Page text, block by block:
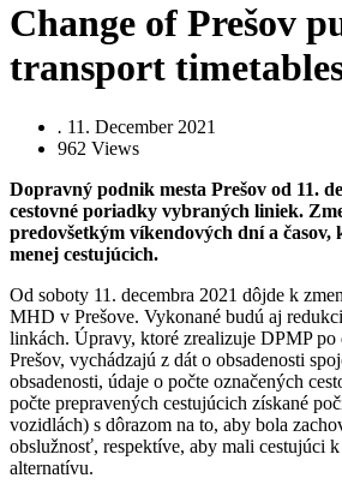
Change of Prešov
transport
. 11. December 2021
962 Views
Dopravný podnik mesta Prešov od 11.
cestovné poriadky vybraných liniek.
predovšetkým víkendových dní a časov,
menej cestujúcich.
Od soboty 11. decembra 2021 dôjde k
MHD v Prešove. Vykonané budú aj
linkách. Úpravy, ktoré zrealizuje DPMP po
Prešov, vychádzajú z dát o obsadenosti
obsadenosti, údaje o počte označených
počte prepravených cestujúcich získané
vozidlách) s dôrazom na to, aby bola
obslužnosť, respektíve, aby mali cestujúci
alternatívu.